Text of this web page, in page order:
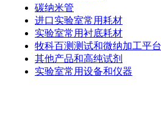
碳纳米管
进口实验室常用耗材
实验室常用衬底耗材
牧科百测测试和微纳加工平台
其他产品和高纯试剂
实验室常用设备和仪器